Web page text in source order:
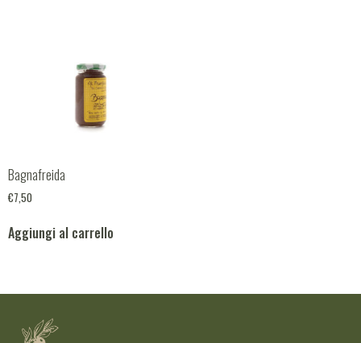
Bagnafreida
€7,50
Aggiungi al carrello